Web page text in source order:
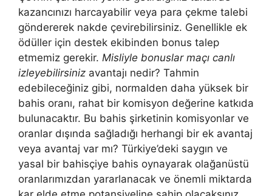
kazancınızı harcayabilir veya para çekme talebi
göndererek nakde çevirebilirsiniz. Genellikle ek
ödüller için destek ekibinden bonus talep
etmemiz gerekir. Misliyle bonuslar maçı canlı
izleyebilirsiniz avantajı nedir? Tahmin
edebileceğiniz gibi, normalden daha yüksek bir
bahis oranı, rahat bir komisyon değerine katkıda
bulunacaktır. Bu bahis şirketinin komisyonlar ve
oranlar dışında sağladığı herhangi bir ek avantaj
veya avantaj var mı? Türkiye’deki saygın ve
yasal bir bahisçiye bahis oynayarak olağanüstü
oranlarımızdan yararlanacak ve önemli miktarda